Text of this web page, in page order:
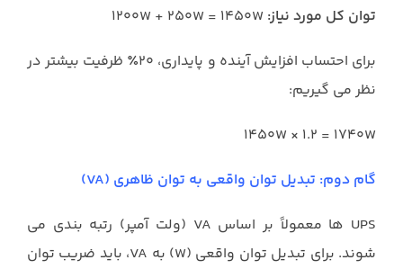
توان کل مورد نیاز:
برای احتساب افزایش آینده و پایداری، ۲۰٪ ظرفیت بیشتر در
نظر می گیریم:
۱۴۵۰W × ۱.۲ = ۱۷۴۰W
گام دوم: تبدیل توان واقعی به توان ظاهری (VA)
UPS ها معمولاً بر اساس VA (ولت آمپر) رتبه بندی می
شوند. برای تبدیل توان واقعی (W) به VA، باید ضریب توان